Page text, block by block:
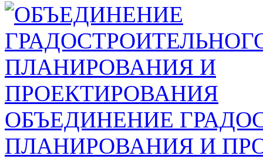
ОБЪЕДИНЕНИЕ
ПЛАНИРОВАНИЯ И